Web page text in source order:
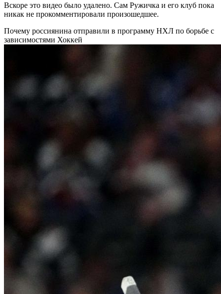
Вскоре это видео было удалено. Сам Ружичка и его клуб пока
никак не прокомментировали произошедшее.
Почему россиянина отправили в программу НХЛ по борьбе с
зависимостями Хоккей